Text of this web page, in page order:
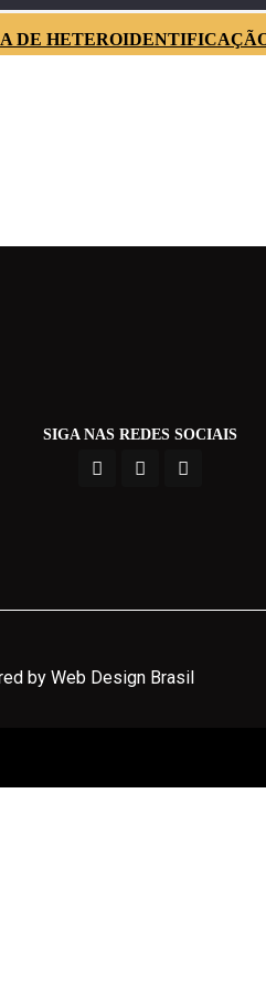
DE
SIGA NAS REDES SOCIAIS
by Web Design Brasil